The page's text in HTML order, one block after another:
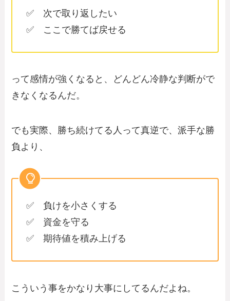
✅ 次で取り返したい
✅ ここで勝てば戻せる
って感情が強くなると、どんどん冷静な判断がで
きなくなるんだ。
でも実際、勝ち続けてる人って真逆で、派手な勝
負より、
✅ 負けを小さくする
✅ 資金を守る
✅ 期待値を積み上げる
こういう事をかなり大事にしてるんだよね。